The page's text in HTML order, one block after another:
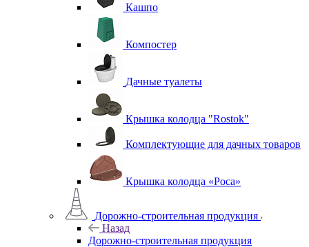
Кашпо
Компостер
Дачные туалеты
Крышка колодца "Rostok"
Комплектующие для дачных товаров
Крышка колодца «Роса»
Дорожно-строительная продукция
Назад
Дорожно-строительная продукция